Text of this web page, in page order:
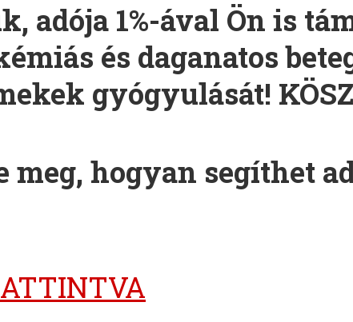
adója 1%-ával Ön is
és daganatos
gyógyulását!
meg, hogyan segíthet